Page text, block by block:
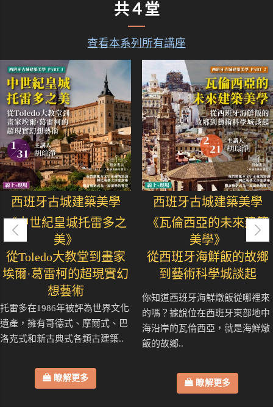
共４堂
查看本系列所有講座
西班牙古城建築美學
《中世紀皇城托雷多之
美》
從Toledo大教堂到畫家
埃爾·葛雷柯的超現實幻
想藝術
托雷多在1986年被評為世界文化
遺產，擁有哥德式、摩爾式、巴
洛克式和新古典式各類古建築..
瞭解更多
西班牙古城建築美學
《瓦倫西亞的未來建築
美學》
從西班牙海鮮飯的故鄉
到藝術科學城談起
你知道西班牙海鮮燉飯從哪裡來
的嗎？據說位在西班牙東部地中
海沿岸的瓦倫西亞，就是海鮮燉
飯的故鄉..
瞭解更多